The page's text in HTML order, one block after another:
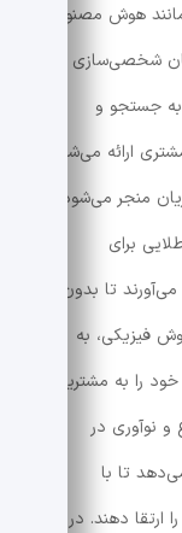
هوش مصنوعی
شخصی‌سازی
به جستجو و
ارائه می‌شود
منجر می‌شود.
برای
تا بدون
فیزیکی، به
را به مشتریان
و نوآوری در
تا با
ارتقا دهند. در